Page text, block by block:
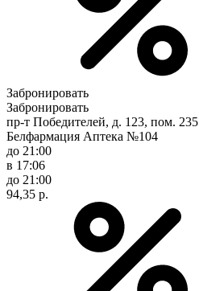
Забронировать
Забронировать
пр-т Победителей, д. 123, пом. 235
Белфармация Аптека №104
до 21:00
в 17:06
до 21:00
94,35 р.